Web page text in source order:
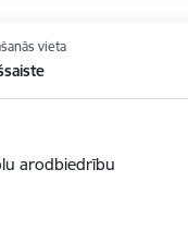
vieta
arodbiedrību